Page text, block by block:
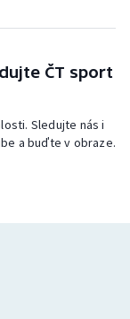
ČT sport
Sledujte nás i
a buďte v obraze.